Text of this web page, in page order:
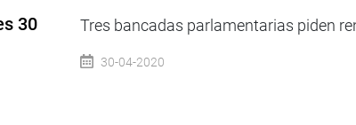
30
Tres bancadas parlamentarias piden
30-04-2020